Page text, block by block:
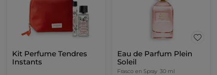
Kit Perfume Tendres
Instants
Eau de Parfum Plein
Soleil
Frasco en Spray 30 ml